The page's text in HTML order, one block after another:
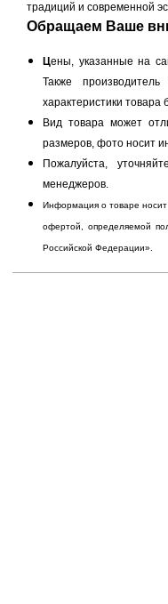
традиций и современной
Обращаем Ваше
Цены, указанные на
Также
характеристики товара
Вид товара может
размеров, фото носит
Пожалуйста,
менеджеров.
Информация о товаре носит
офертой, определяемой
Российской Федерации».